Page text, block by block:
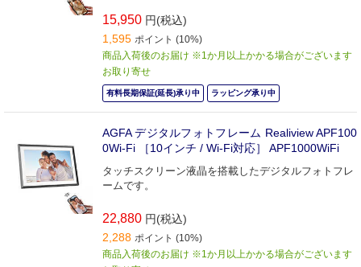
15,950 円(税込)
1,595 ポイント (10%)
商品入荷後のお届け ※1か月以上かかる場合がございます
お取り寄せ
有料長期保証(延長)承り中 ラッピング承り中
AGFA デジタルフォトフレーム Realiview APF100
0Wi-Fi ［10インチ / Wi-Fi対応］ APF1000WiFi
タッチスクリーン液晶を搭載したデジタルフォトフレ
ームです。
22,880 円(税込)
2,288 ポイント (10%)
商品入荷後のお届け ※1か月以上かかる場合がございます